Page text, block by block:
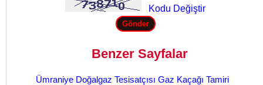
Kodu Değiştir
Benzer Sayfalar
Ümraniye Doğalgaz Tesisatçısı Gaz Kaçağı Tamiri